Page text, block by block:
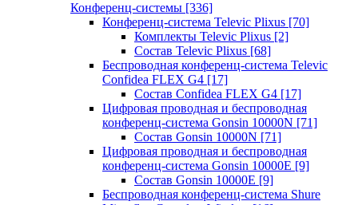
Конференц-системы [336]
Конференц-система Televic Plixus [70]
Комплекты Televic Plixus [2]
Состав Televic Plixus [68]
Беспроводная конференц-система Televic
Confidea FLEX G4 [17]
Состав Confidea FLEX G4 [17]
Цифровая проводная и беспроводная
конференц-система Gonsin 10000N [71]
Состав Gonsin 10000N [71]
Цифровая проводная и беспроводная
конференц-система Gonsin 10000E [9]
Состав Gonsin 10000E [9]
Беспроводная конференц-система Shure